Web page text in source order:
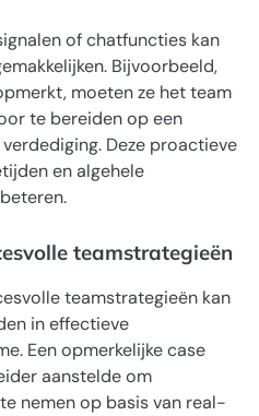
of chatfuncties kan
Bijvoorbeeld,
moeten ze het team
te bereiden op een
Deze proactieve
en algehele
teamstrategieën
teamstrategieën kan
in effectieve
Een opmerkelijke case
aanstelde om
nemen op basis van real-